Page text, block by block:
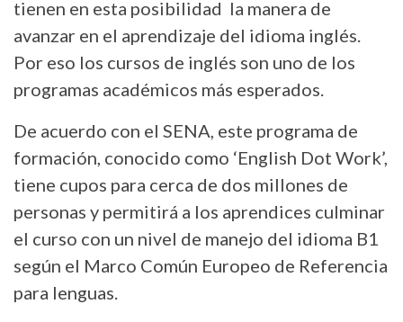
tienen en esta posibilidad la manera de
avanzar en el aprendizaje del idioma inglés.
Por eso los cursos de inglés son uno de los
programas académicos más esperados.
De acuerdo con el SENA, este programa de
formación, conocido como ‘English Dot Work’,
tiene cupos para cerca de dos millones de
personas y permitirá a los aprendices culminar
el curso con un nivel de manejo del idioma B1
según el Marco Común Europeo de Referencia
para lenguas.